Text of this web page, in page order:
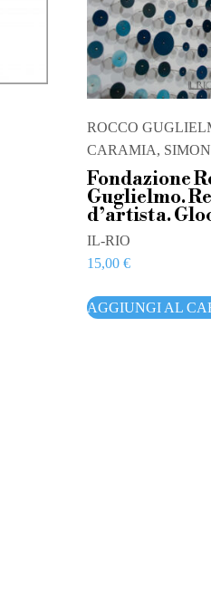
ROCCO
CARAMIA,
Fondazione
Guglielmo.
d’artista.
IL-RIO
15,00€
AGGIUNGI AL